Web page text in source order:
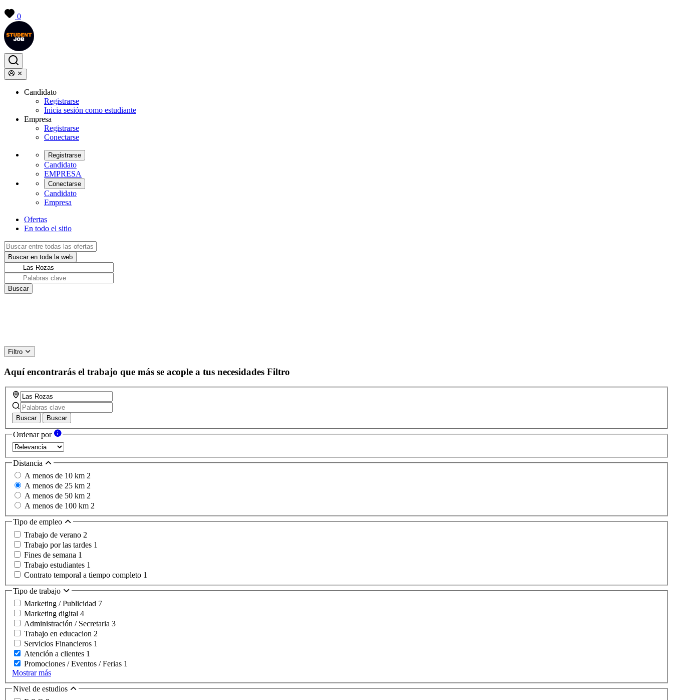
0
Candidato
Registrarse
Inicia sesión como estudiante
Empresa
Registrarse
Conectarse
Registrarse
Candidato
EMPRESA
Conectarse
Candidato
Empresa
Ofertas
En todo el sitio
Filtro
Aquí encontrarás el trabajo que más se acople a tus necesidades Filtro
Buscar Buscar
Ordenar por
Distancia
A menos de 10 km 2
A menos de 25 km 2
A menos de 50 km 2
A menos de 100 km 2
Tipo de empleo
Trabajo de verano 2
Trabajo por las tardes 1
Fines de semana 1
Trabajo estudiantes 1
Contrato temporal a tiempo completo 1
Tipo de trabajo
Marketing / Publicidad 7
Marketing digital 4
Administración / Secretaria 3
Trabajo en educacion 2
Servicios Financieros 1
Atención a clientes 1
Promociones / Eventos / Ferias 1
Mostrar más
Nivel de estudios